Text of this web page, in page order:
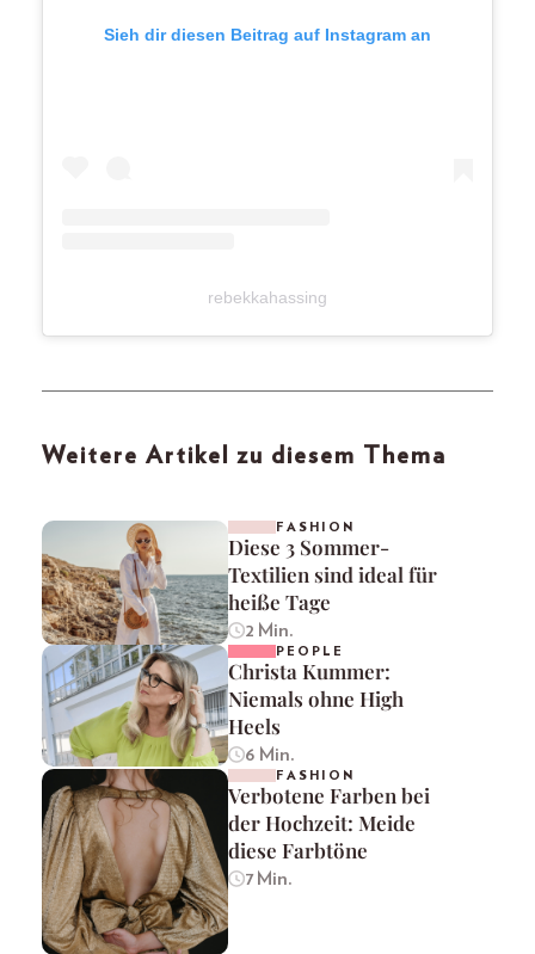
Sieh dir diesen Beitrag auf Instagram an
rebekkahassing
Weitere Artikel zu diesem Thema
FASHION
Diese 3 Sommer-
Textilien sind ideal für
heiße Tage
2 Min.
PEOPLE
Christa Kummer:
Niemals ohne High
Heels
6 Min.
FASHION
Verbotene Farben bei
der Hochzeit: Meide
diese Farbtöne
7 Min.